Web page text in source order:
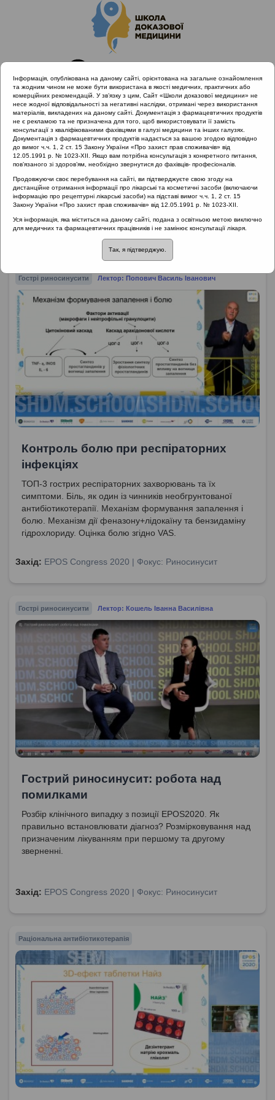
Головна
Проведені заходи
EPOS Congress 2020 | Фокус: Риносинусит
EPOS Congress 2020 | Фокус:
Риносинусит
Рубрика:
Гострі риносинусити Лектор: Попович Василь Іванович
Контроль болю при респіраторних
інфекціях
ТОП-3 гострих респіраторних захворювань та їх
симптоми. Біль, як один із чинників необгрунтованої
антибіотикотерапії. Механізм формування запалення і
болю. Механізм дії феназону+лідокаїну та бензидаміну
гідрохлориду. Оцінка болю згідно VAS.
Захід: EPOS Congress 2020 | Фокус: Риносинусит
Гострі риносинусити Лектор: Кошель Іванна Василівна
Гострий риносинусит: робота над
помилками
Розбір клінічного випадку з позиції EPOS2020. Як
правильно встановлювати діагноз? Розмірковування над
призначеним лікуванням при першому та другому
зверненні.
Захід: EPOS Congress 2020 | Фокус: Риносинусит
Раціональна антибіотикотерапія
Інформація, опублікована на даному сайті, орієнтована на загальне ознайомлення
та жодним чином не може бути використана в якості медичних, практичних або
комерційних рекомендацій. У зв’язку з цим, Сайт «Школи доказової медицини» не
несе жодної відповідальності за негативні наслідки, отримані через використання
матеріалів, викладених на даному сайті. Документація з фармацевтичних продуктів
не є рекламою та не призначена для того, щоб використовувати її замість
консультації з кваліфікованими фахівцями в галузі медицини та інших галузях.
Документація з фармацевтичних продуктів надається за вашою згодою відповідно
до вимог ч.ч. 1, 2 ст. 15 Закону України «Про захист прав споживачів» від
12.05.1991 р. № 1023-XII. Якщо вам потрібна консультація з конкретного питання,
пов’язаного зі здоров’ям, необхідно звернутися до фахівців- професіоналів.
Продовжуючи своє перебування на сайті, ви підтверджуєте свою згоду на
дистанційне отримання інформації про лікарські та косметичні засоби (включаючи
інформацію про рецептурні лікарські засоби) на підставі вимог ч.ч. 1, 2 ст. 15
Закону України «Про захист прав споживачів» від 12.05.1991 р. № 1023-XII.
Уся інформація, яка міститься на даному сайті, подана з освітньою метою виключно
для медичних та фармацевтичних працівників і не замінює консультації лікаря.
Так, я підтверджую.